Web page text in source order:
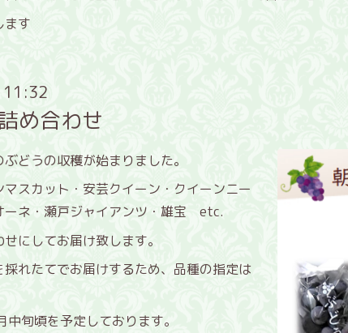
ます
め合わせ
どうの収穫が始まりました。
スカット・安芸クイーン・クイーンニー
ーネ・瀬戸ジャイアンツ・雄宝 etc.
にしてお届け致します。
れたてでお届けするため、品種の指定は
旬頃を予定しております。